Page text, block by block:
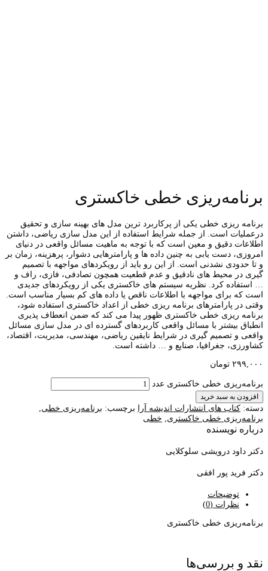
برنامه‌ریزی خطی خاکستری
برنامه ریزی خطی یکی از پرکاربرد ترین مدل های بهینه سازی و تحقیق
درعملیات است. از جمله شرایط استفاده از این مدل سازی ریاضی، داشتن
اطلاعات دقیق و معین است که با توجه به ماهیت مسائل واقعی در دنیای
امروزی، دست یابی به چنین داده ها و پارامترهایی دشوار، پرهزینه، زمان بر
و تا حدودی نشدنی است. از این رو باید از رویکردهای مواجهه با تصمیم
گیری در محیط های نادقیق و عدم قطعیت همچون تصادفی، فازی، راف و
… استفاده کرد. نظریه سیستم های خاکستری یکی از رویکردهای جدیدی
است که برای مواجهه با اطلاعات ناقص یا داده های کم بسیار مناسب است.
وقتی در پارامترهای برنامه ریزی خطی از اعداد خاکستری استفاده شود،
برنامه ریزی خطی خاکستری ظهور پیدا می کند که ضمن انعطاف پذیری
انطباق بیشتر با مسائل واقعی کاربردهای گسترده ای در مدل سازی مسائل
واقعی و تصمیم گیری در شرایط نایقین ریاضی، مهندسی، مدیریت، اقتصاد،
کشاورزی، جغرافیا، صنایع و … داشته است.
۲۹۹,۰۰۰ تومان
برنامه‌ریزی خطی خاکستری عدد
افزودن به سبد خرید
دسته: کتاب های انتشارات اندیشه آرا برچسب: برنامه‌ریزی خطی
برنامه‌ریزی خطی خاکستری
خطی
درباره نویسنده
دکتر داود درویشی سلوکلایی
دکتر فرید پور افقی
توضیحات
نظرات (0)
برنامه‌ریزی خطی خاکستری
نقد و بررسی‌ها